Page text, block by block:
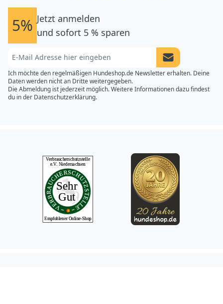
5% Jetzt anmelden
und sofort 5 % sparen
Newsletter
Ich möchte den regelmäßigen Hundeshop.de Newsletter erhalten. Deine
Daten werden nicht an Dritte weitergegeben.
Die Abmeldung ist jederzeit möglich. Weitere Informationen dazu findest
du in der Datenschutzerklärung.